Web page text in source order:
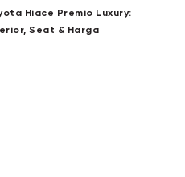
Hiace Premio Luxury:
Seat & Harga